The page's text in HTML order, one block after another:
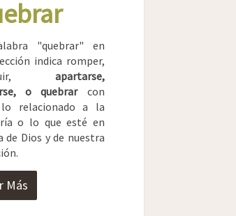
"quebrar" en
indica romper,
apartarse,
o quebrarcon
relacionado a la
o lo que esté en
de Dios y de nuestra
Más